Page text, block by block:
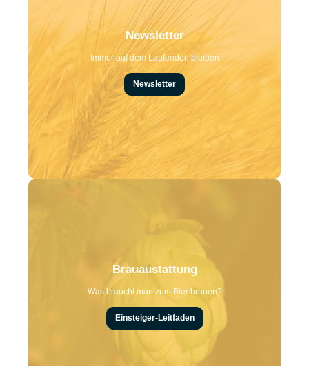
Newsletter
Immer auf dem Laufenden bleiben
Newsletter
Brauaustattung
Was braucht man zum Bier brauen?
Einsteiger-Leitfaden